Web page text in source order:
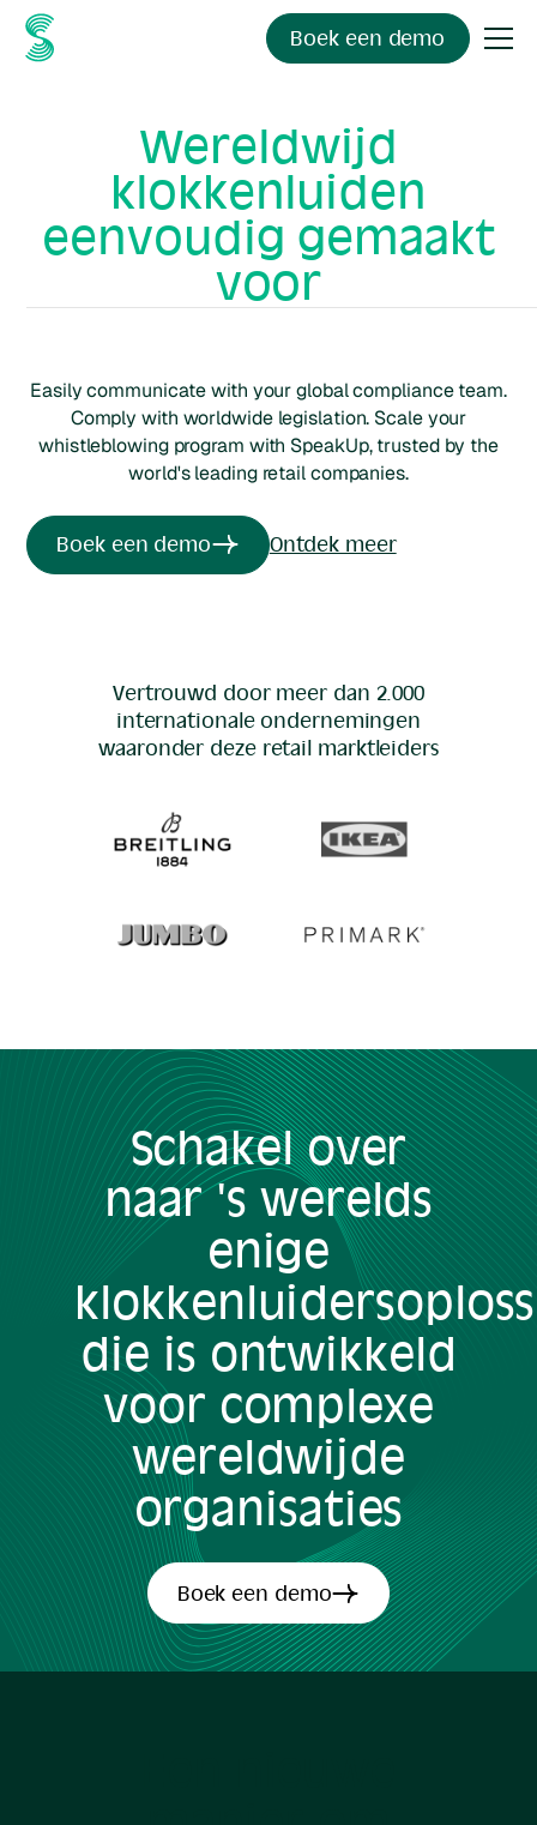
Boek een demo
Wereldwijd
klokkenluiden
eenvoudig gemaakt
voor
retailorganisaties
Easily communicate with your global compliance team.
Comply with worldwide legislation. Scale your
whistleblowing program with SpeakUp, trusted by the
world's leading retailcompanies.
Boek een demo Ontdek meer
Vertrouwd door meer dan 2.000
internationale ondernemingen
waaronder deze retail marktleiders
Schakel over
naar 's werelds
enige
die is ontwikkeld
voor complexe
wereldwijde
organisaties
Boek een demo